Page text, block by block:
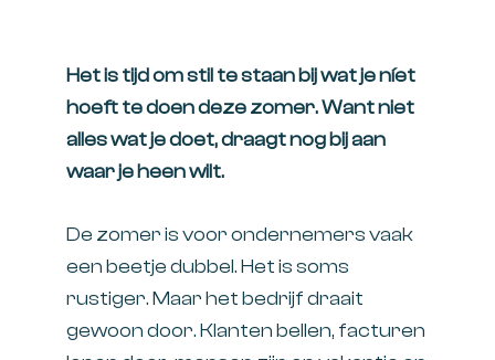
Het is tijd om stil te staan bij wat je níet
hoeft te doen deze zomer. Want niet
alles wat je doet, draagt nog bij aan
waar je heen wilt.
De zomer is voor ondernemers vaak
een beetje dubbel. Het is soms
rustiger. Maar het bedrijf draait
gewoon door. Klanten bellen, facturen